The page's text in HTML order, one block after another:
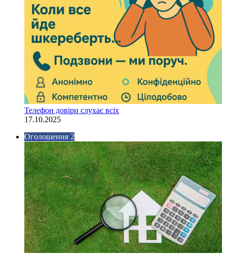
Телефон довіри слухає всіх
17.10.2025
Оголошення 2